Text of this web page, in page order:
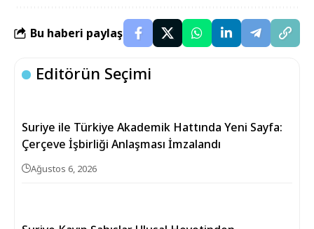
Bu haberi paylaş
Editörün Seçimi
Suriye ile Türkiye Akademik Hattında Yeni Sayfa:
Çerçeve İşbirliği Anlaşması İmzalandı
Ağustos 6, 2026